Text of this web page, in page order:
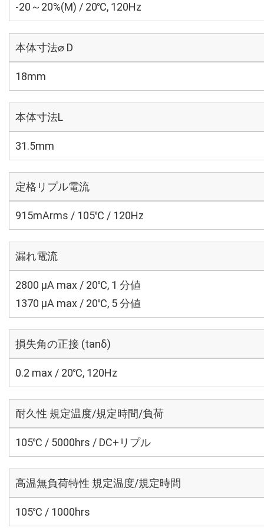
-20～20%(M) / 20℃, 120Hz
本体寸法⌀ D
18mm
本体寸法L
31.5mm
定格リプル電流
915mArms / 105℃ / 120Hz
漏れ電流
2800 μA max / 20℃, 1 分値
1370 μA max / 20℃, 5 分値
損失角の正接 (tanδ)
0.2 max / 20℃, 120Hz
耐久性 規定温度/規定時間/負荷
105℃ / 5000hrs / DC+リプル
高温無負荷特性 規定温度/規定時間
105℃ / 1000hrs